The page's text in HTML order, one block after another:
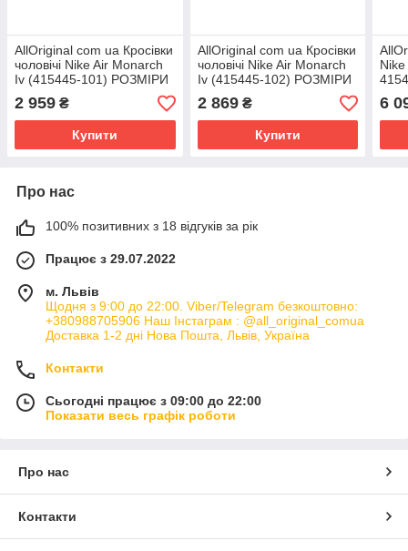
AllOriginal com ua Кросівки
чоловічі Nike Air Monarch
Iv (415445-101) РОЗМІРИ
ЗАПИТУЙТЕ
2 959 ₴
Купити
AllOriginal com ua Кросівки
чоловічі Nike Air Monarch
Iv (415445-102) РОЗМІРИ
ЗАПИТУЙТЕ
2 869₴
Купити
6
Про нас
100% позитивних з 18 відгуків за рік
Працює з 29.07.2022
м. Львів
Щодня з 9:00 до 22:00. Viber/Telegram безкоштовно:
+380988705906 Наш Інстаграм : @all_original_comua
Доставка 1-2 дні Нова Пошта, Львів, Україна
Контакти
Сьогодні працює з 09:00 до 22:00
Показати весь графік роботи
Про нас
Контакти